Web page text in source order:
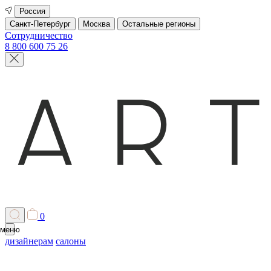
Россия
Санкт-Петербург
Москва Остальные регионы
Сотрудничество
8 800 600 75 26
0
меню
дизайнерам салоны